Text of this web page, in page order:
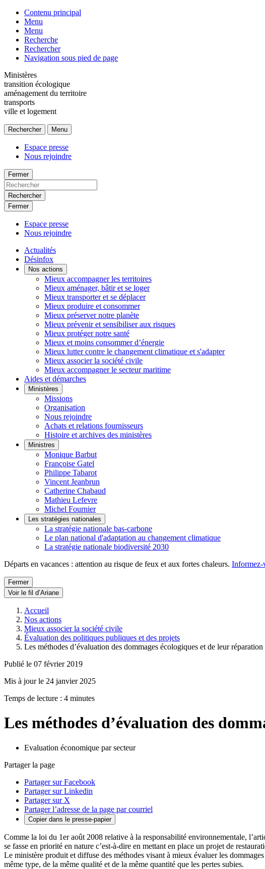
Contenu principal
Menu
Menu
Recherche
Rechercher
Navigation sous pied de page
Ministères
transition écologique
aménagement du territoire
transports
ville et logement
Rechercher Menu
Espace presse
Nous rejoindre
Fermer
Rechercher
Fermer
Espace presse
Nous rejoindre
Actualités
Désinfox
Nos actions
Mieux accompagner les territoires
Mieux aménager, bâtir et se loger
Mieux transporter et se déplacer
Mieux produire et consommer
Mieux préserver notre planète
Mieux prévenir et sensibiliser aux risques
Mieux protéger notre santé
Mieux et moins consommer d’énergie
Mieux lutter contre le changement climatique et s'adapter
Mieux associer la société civile
Mieux accompagner le secteur maritime
Aides et démarches
Ministères
Missions
Organisation
Nous rejoindre
Achats et relations fournisseurs
Histoire et archives des ministères
Ministres
Monique Barbut
Françoise Gatel
Philippe Tabarot
Vincent Jeanbrun
Catherine Chabaud
Mathieu Lefevre
Michel Fournier
Les stratégies nationales
La stratégie nationale bas-carbone
Le plan national d'adaptation au changement climatique
La stratégie nationale biodiversité 2030
Départs en vacances : attention au risque de feux et aux fortes chaleurs. Informez-
Fermer
Voir le fil d’Ariane
Accueil
Nos actions
Mieux associer la société civile
Évaluation des politiques publiques et des projets
Les méthodes d’évaluation des dommages écologiques et de leur réparation
Publié le 07 février 2019
Mis à jour le 24 janvier 2025
Temps de lecture : 4 minutes
Les méthodes d’évaluation des
Evaluation économique par secteur
Partager la page
Partager sur Facebook
Partager sur Linkedin
Partager sur X
Partager l’adresse de la page par courriel
Copier dans le presse-papier
Comme la loi du 1er août 2008 relative à la responsabilité environnementale,
se fasse en priorité en nature c’est-à-dire en mettant en place un projet de
Le ministère produit et diffuse des méthodes visant à mieux évaluer les
même type, de la même qualité et de la même quantité que les pertes subies.